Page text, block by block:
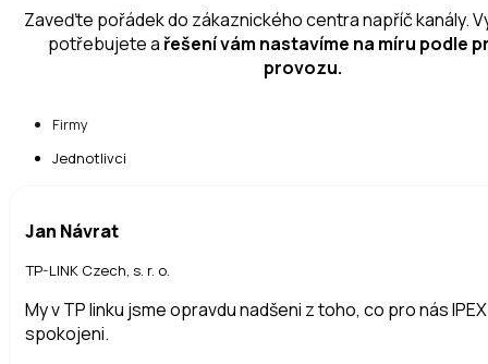
Zaveďte pořádek do zákaznického centra napříč kanály.
potřebujete ařešení vám nastavíme na míru podle
provozu.
Firmy
Jednotlivci
Jan Návrat
TP-LINK Czech, s. r. o.
My v TP linku jsme opravdu nadšeni z toho, co pro nás
spokojeni.